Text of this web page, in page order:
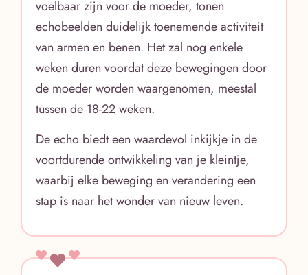
voelbaar zijn voor de moeder, tonen
echobeelden duidelijk toenemende activiteit
van armen en benen. Het zal nog enkele
weken duren voordat deze bewegingen door
de moeder worden waargenomen, meestal
tussen de 18-22 weken.
De echo biedt een waardevol inkijkje in de
voortdurende ontwikkeling van je kleintje,
waarbij elke beweging en verandering een
stap is naar het wonder van nieuw leven.